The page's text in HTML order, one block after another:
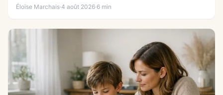
Éloïse Marchais·4 août 2026·6 min